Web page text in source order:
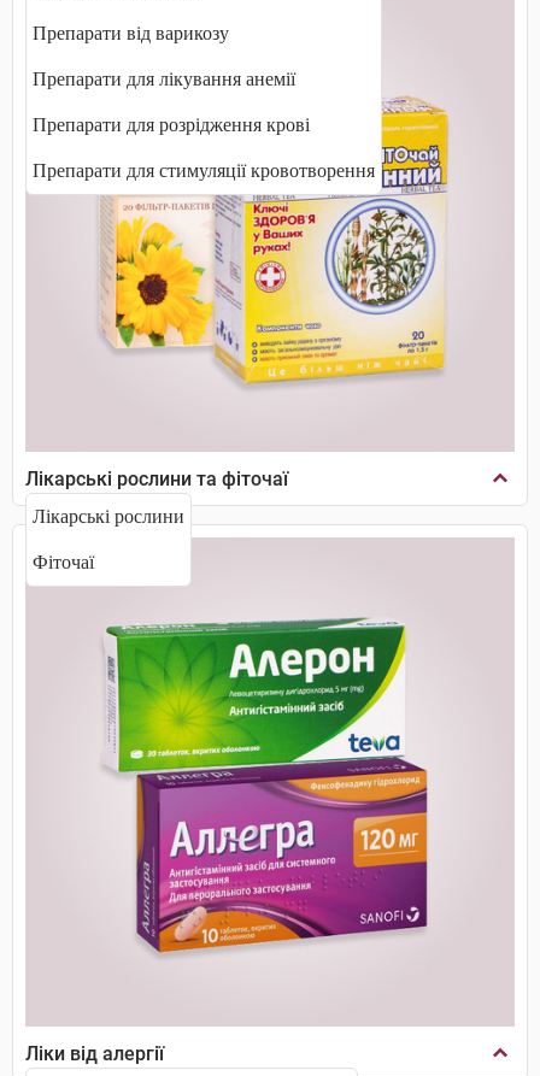
Препарати від варикозу
Препарати для лікування анемії
Препарати для розрідження крові
Препарати для стимуляції кровотворення
Лікарські рослини та фіточаї
Лікарські рослини
Фіточаї
Ліки від алергії